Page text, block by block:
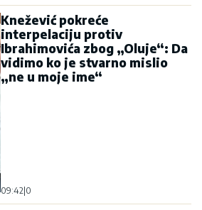
Knežević pokreće
interpelaciju protiv
Ibrahimovića zbog „Oluje“: Da
vidimo ko je stvarno mislio
„ne u moje ime“
09:42 0